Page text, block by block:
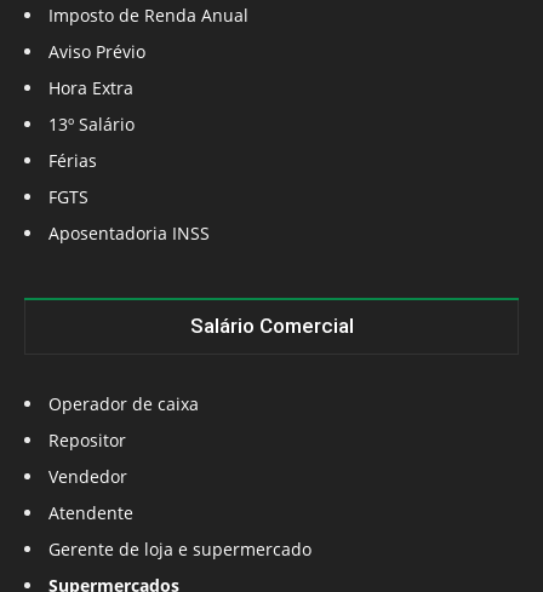
Imposto de Renda Anual
Aviso Prévio
Hora Extra
13º Salário
Férias
FGTS
Aposentadoria INSS
Salário Comercial
Operador de caixa
Repositor
Vendedor
Atendente
Gerente de loja e supermercado
Supermercados